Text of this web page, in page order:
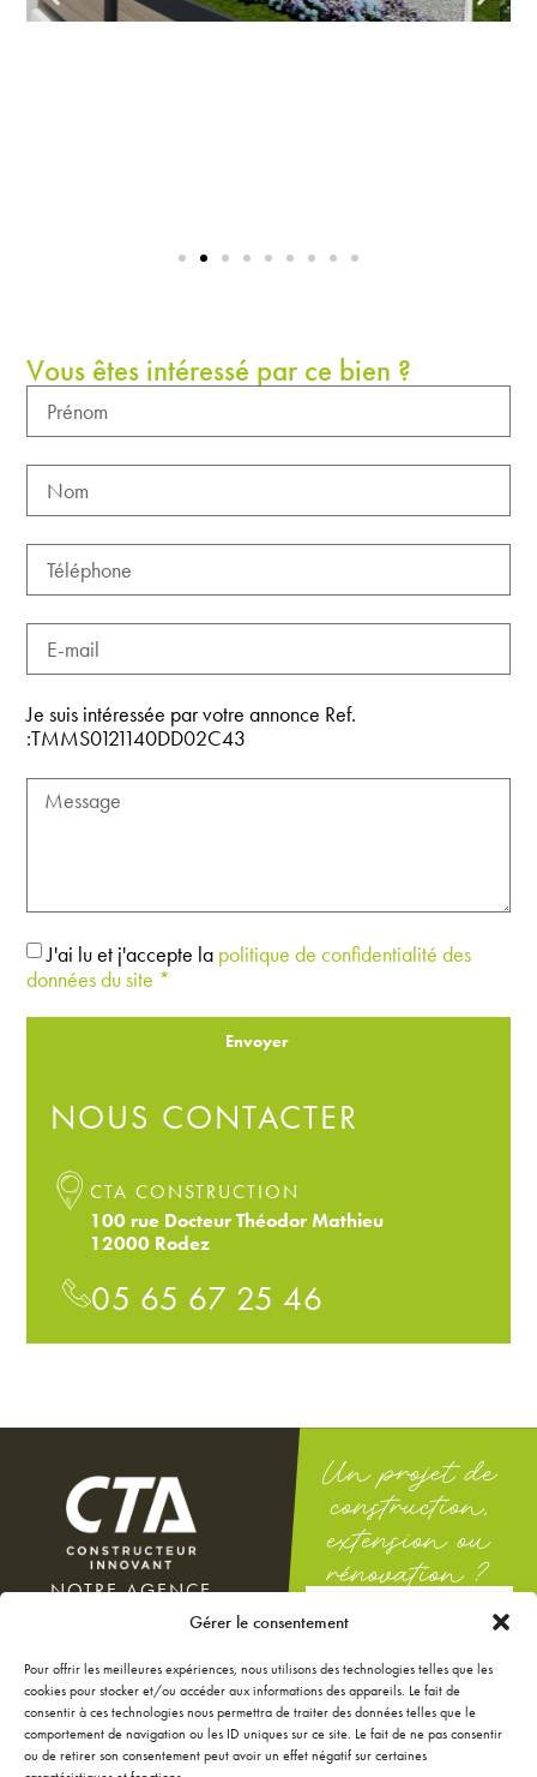
Gérer le consentement
Pour offrir les meilleures expériences, nous utilisons des technologies telles que les
cookies pour stocker et/ou accéder aux informations des appareils. Le fait de
consentir à ces technologies nous permettra de traiter des données telles que le
comportement de navigation ou les ID uniques sur ce site. Le fait de ne pas consentir
ou de retirer son consentement peut avoir un effet négatif sur certaines
Vous êtes intéressé par ce bien ?
Je suis intéressée par votre annonce Ref.
:TMMS0121140DD02C43
J'ai lu et j'accepte la politique de confidentialité des
données du site *
Envoyer
NOUS CONTACTER
CTA CONSTRUCTION
100 rue Docteur Théodor Mathieu
12000 Rodez
05 65 67 25 46
NOS ANNONCES
NOTRE AGENCE
100 rue Docteur Théodor
12000 Rodez
Du lundi au vendredi : 8h-12h
/ 14h-18h
Le samedi : 9h-12h
Un projet de
construction,
extension ou
rénovation ?
DEMANDEZ
UNE ÉTUDE
GRATUITE